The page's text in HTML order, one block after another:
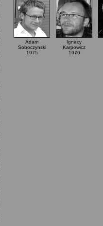
Adam
Soboczynski
1975
Ignacy
Karpowicz
1976